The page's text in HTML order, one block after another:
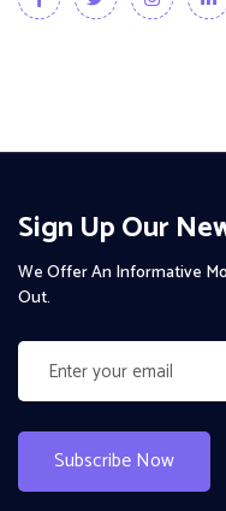
Sign Up Our
We Offer An Informative
Out.
Subscribe Now